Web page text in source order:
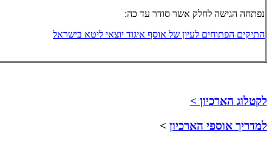
נפתחה הגישה לחלק אשר סודר עד כה:
התיקים הפתוחים לעיון של אוסף איגוד יוצאי ליטא בישראל
לקטלוג הארכיון >
למדריך אוספי הארכיון >